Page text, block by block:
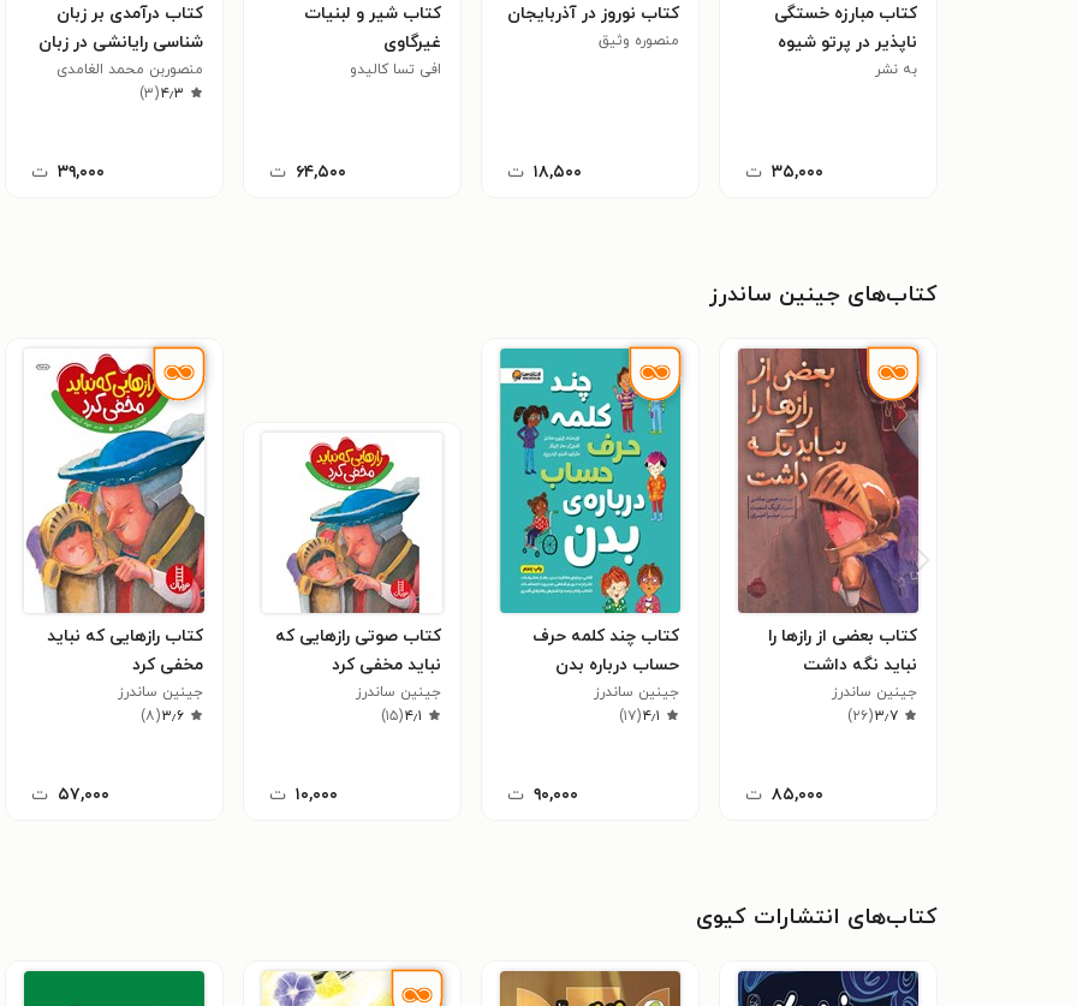
کتاب مبارزه خستگی
ناپذیر در پرتو شیوه
حکیمانه
به نشر
۳۵,۰۰۰ ت
کتاب نوروز در آذربایجان
منصوره وثیق
۱۸,۵۰۰ ت
کتاب شیر و لبنیات
غیرگاوی
افی تسا کالیدو
۶۴,۵۰۰ ت
کتاب درآمدی بر زبان
شناسی رایانشی در زبان
عربی
منصوربن محمد الغامدی
۴٫۳(۳)
۳۹,۰۰۰ ت
کتاب‌های جینین ساندرز
کتاب بعضی از رازها را
نباید نگه داشت
جینین ساندرز
۳٫۷(۲۶)
۸۵,۰۰۰ ت
کتاب چند کلمه حرف
حساب درباره بدن
جینین ساندرز
۴٫۱(۱۷)
۹۰,۰۰۰ ت
کتاب صوتی رازهایی که
نباید مخفی کرد
جینین ساندرز
۴٫۱(۱۵)
۱۰,۰۰۰ ت
کتاب رازهایی که نباید
مخفی کرد
جینین ساندرز
۳٫۶(۸)
۵۷,۰۰۰ ت
کتاب‌های انتشارات کیوی